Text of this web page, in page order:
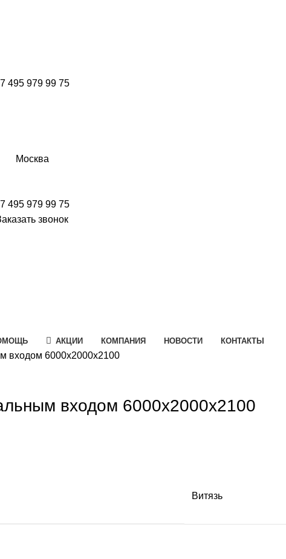
495 979 99 75
Москва
495 979 99 75
звонок
АКЦИИ КОМПАНИЯ НОВОСТИ КОНТАКТЫ
входом 6000х2000х2100
входом 6000х2000х2100
Витязь